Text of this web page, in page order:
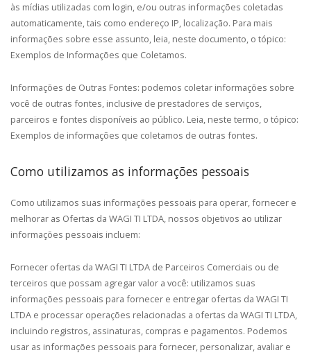
às mídias utilizadas com login, e/ou outras informações coletadas
automaticamente, tais como endereço IP, localização. Para mais
informações sobre esse assunto, leia, neste documento, o tópico:
Exemplos de Informações que Coletamos.
Informações de Outras Fontes: podemos coletar informações sobre
você de outras fontes, inclusive de prestadores de serviços,
parceiros e fontes disponíveis ao público. Leia, neste termo, o tópico:
Exemplos de informações que coletamos de outras fontes.
Como utilizamos as informações pessoais
Como utilizamos suas informações pessoais para operar, fornecer e
melhorar as Ofertas da WAGI TI LTDA, nossos objetivos ao utilizar
informações pessoais incluem:
Fornecer ofertas da WAGI TI LTDA de Parceiros Comerciais ou de
terceiros que possam agregar valor a você: utilizamos suas
informações pessoais para fornecer e entregar ofertas da WAGI TI
LTDA e processar operações relacionadas a ofertas da WAGI TI LTDA,
incluindo registros, assinaturas, compras e pagamentos. Podemos
usar as informações pessoais para fornecer, personalizar, avaliar e